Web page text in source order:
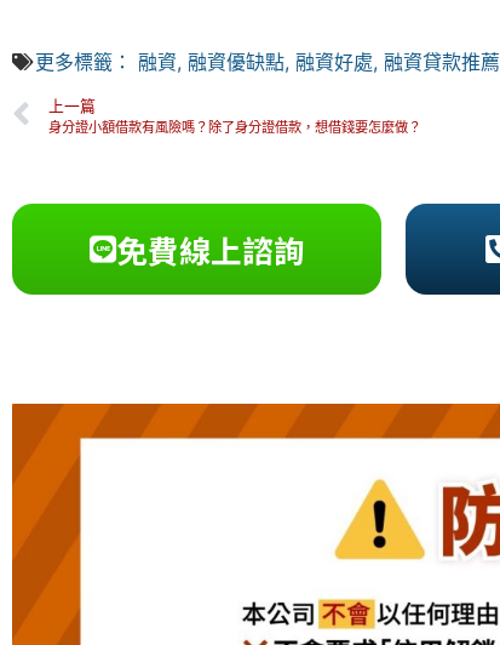
更多標籤： 融資, 融資優缺點, 融資好處, 融資貸款推薦
上一篇
身分證小額借款有風險嗎？除了身分證借款，想借錢要怎麼做？
免費線上諮詢